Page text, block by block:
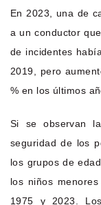
En 2023, una de
a un conductor
de incidentes
2019, pero
% en los últimos
Si se observan
seguridad de los
los grupos de
los niños
1975 y 2023.